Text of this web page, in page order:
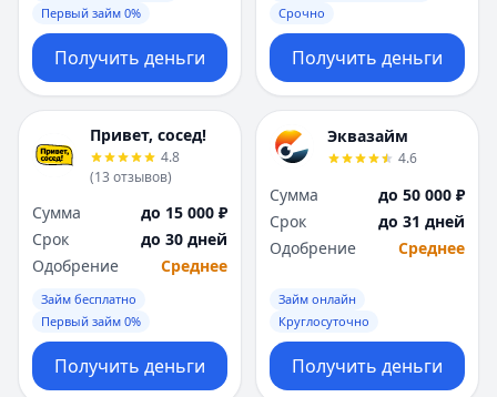
Первый займ 0%
Получить деньги
Срочно
Получить деньги
Привет, сосед!
4.8
(13 отзывов)
Сумма
до 15 000 ₽
Срок
до 30 дней
Одобрение
Среднее
Займ бесплатно
Первый займ 0%
Получить деньги
Эквазайм
4.6
Сумма
до 50 000 ₽
Срок
до 31 дней
Одобрение
Среднее
Займ онлайн
Круглосуточно
Получить деньги